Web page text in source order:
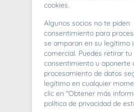
Whoops! Lo
cookies.
Algunos socios no te piden
consentimiento para
se amparan en su legítimo
comercial. Puedes retirar tu
consentimiento u oponerte
procesamiento de datos
legítimo en cualquier
clic en "Obtener más
política de privacidad de